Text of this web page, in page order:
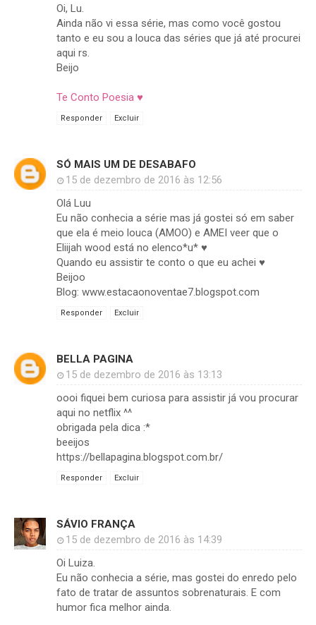
Oi, Lu.
Ainda não vi essa série, mas como você gostou
tanto e eu sou a louca das séries que já até procurei
aqui rs.
Beijo
Te Conto Poesia ♥
Responder Excluir
SÓ MAIS UM DE DESABAFO
15 de dezembro de 2016 às 12:56
Olá Luu
Eu não conhecia a série mas já gostei só em saber
que ela é meio louca (AMOO) e AMEI veer que o
Eliijah wood está no elenco*u* ♥
Quando eu assistir te conto o que eu achei ♥
Beijoo
Blog: www.estacaonoventae7.blogspot.com
Responder Excluir
BELLA PAGINA
15 de dezembro de 2016 às 13:13
oooi fiquei bem curiosa para assistir já vou procurar
aqui no netflix ^^
obrigada pela dica :*
beeijos
https://bellapagina.blogspot.com.br/
Responder Excluir
SÁVIO FRANÇA
15 de dezembro de 2016 às 14:39
Oi Luiza.
Eu não conhecia a série, mas gostei do enredo pelo
fato de tratar de assuntos sobrenaturais. E com
humor fica melhor ainda.